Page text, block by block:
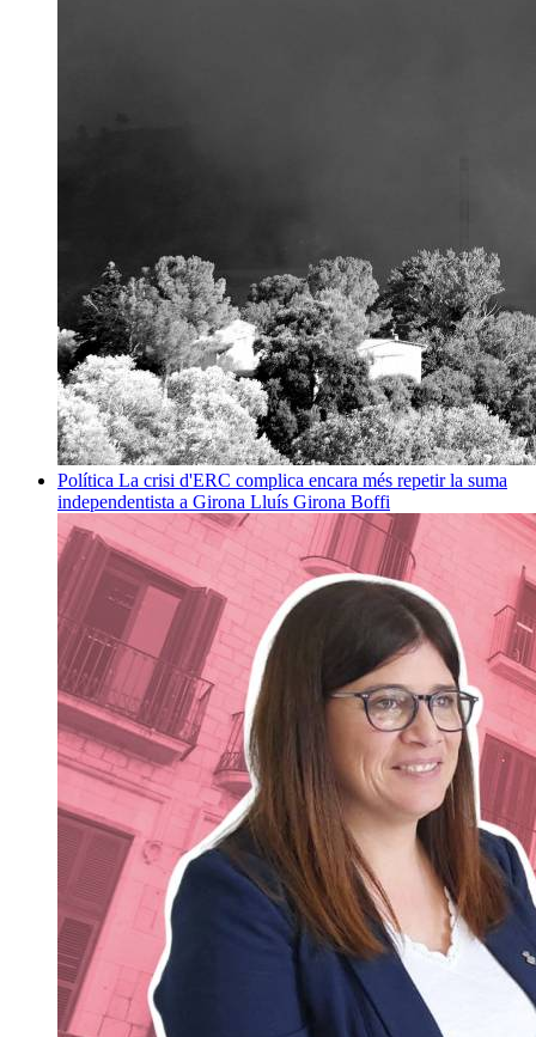
Política La crisi d'ERC complica encara més repetir la suma
independentista a Girona Lluís Girona Boffi